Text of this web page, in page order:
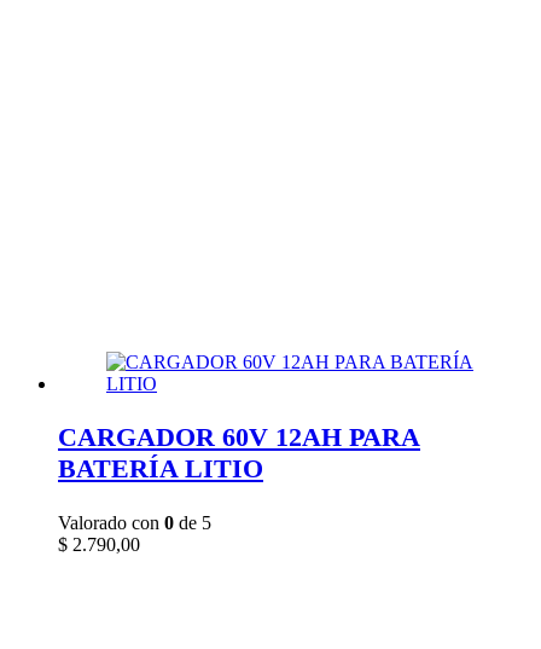
CARGADOR 60V 12AH PARA
BATERÍA LITIO
Valorado con 0 de 5
$ 2.790,00